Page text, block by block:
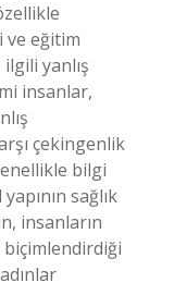
ve eğitim
yanlış
insanlar,
çekingenlik
bilgi
sağlık
insanların
biçimlendirdiği